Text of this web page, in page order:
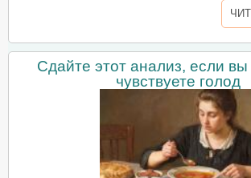
Сдайте этот анализ, если вы
чувствуете голод